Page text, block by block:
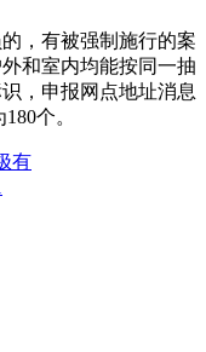
，有被强制施行的案
和室内均能按同一抽
，申报网点地址消息
个。
有